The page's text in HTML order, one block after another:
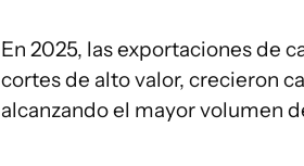
En 2025, las exportaciones de
cortes de alto valor, crecieron
alcanzando el mayor volumen